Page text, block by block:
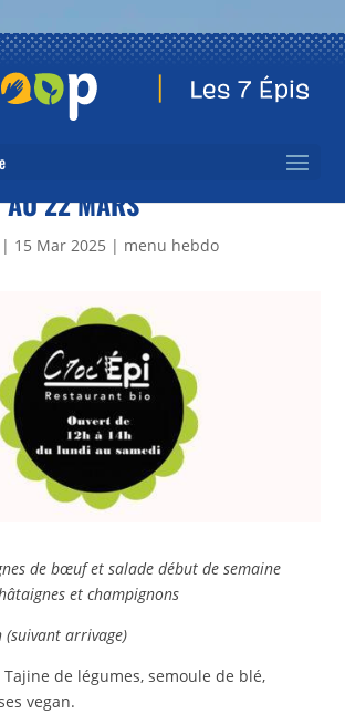
AU 22 MARS
| 15 Mar 2025 | menu hebdo
de bœuf et salade début de semaine
et champignons
(suivant arrivage)
Tajine de légumes, semoule de blé,
vegan.